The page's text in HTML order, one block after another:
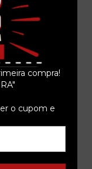
compra!
o cupom e